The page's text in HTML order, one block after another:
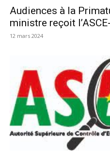
Audiences à la
ministre reçoit
12 mars 2024